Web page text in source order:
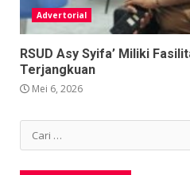
Advertorial
RSUD Asy Syifa’ Miliki
Terjangkuan
Mei 6, 2026
Cari
untuk: